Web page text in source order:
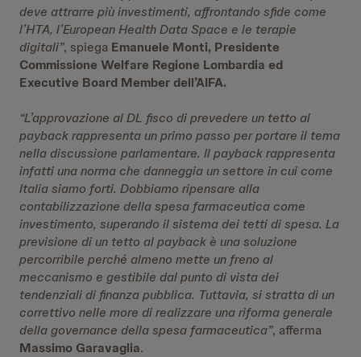
deve attrarre più investimenti, affrontando sfide come
l’HTA, l’European Health Data Space e le terapie
digitali”, spiega Emanuele Monti, Presidente
Commissione Welfare Regione Lombardia ed
Executive Board Member dell’AIFA.
“L’approvazione al DL fisco di prevedere un tetto al
payback rappresenta un primo passo per portare il tema
nella discussione parlamentare. Il payback rappresenta
infatti una norma che danneggia un settore in cui come
Italia siamo forti. Dobbiamo ripensare alla
contabilizzazione della spesa farmaceutica come
investimento, superando il sistema dei tetti di spesa. La
previsione di un tetto al payback è una soluzione
percorribile perché almeno mette un freno al
meccanismo e gestibile dal punto di vista dei
tendenziali di finanza pubblica. Tuttavia, si stratta di un
correttivo nelle more di realizzare una riforma generale
della governance della spesa farmaceutica”, afferma
Massimo Garavaglia.